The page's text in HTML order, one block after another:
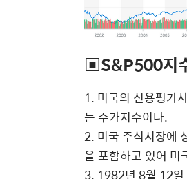
▣S&P500지
1. 미국의 신용평가
는 주가지수이다.
2. 미국 주식시장에
을 포함하고 있어 미
3. 1982년 8월 12일